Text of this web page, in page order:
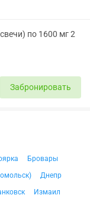
по 1600 мг 2
Забронировать
Бровары
Днепр
Измаил